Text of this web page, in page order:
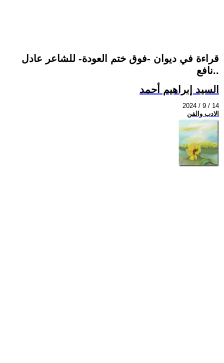
قراءة في ديوان -فوق ختم العودة- للشاعر عادل
نافع..
السيد إبراهيم أحمد
2024 / 9 / 14
الادب والفن